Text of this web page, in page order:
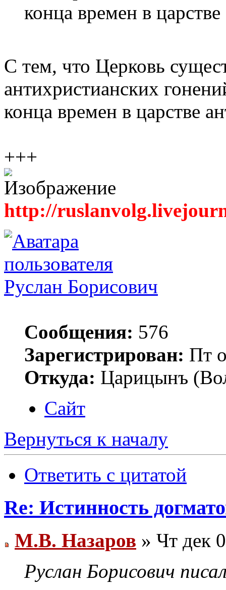
конца времен в
С тем, что Церковь
антихристианских
конца времен в царстве
+++
http://
Руслан Борисович
Сообщения: 576
Зарегистрирован: Пт
Откуда: Царицынъ
Сайт
Вернуться к началу
Ответить с цитатой
Re: Истинность
М.В. Назаров » Чт дек
Руслан Борисович